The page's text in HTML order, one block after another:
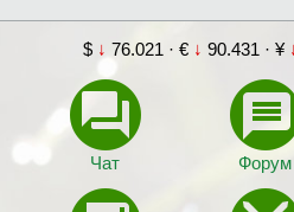
$ ↓ 76.021 · € ↓ 90.431 · ¥
Чат Форум